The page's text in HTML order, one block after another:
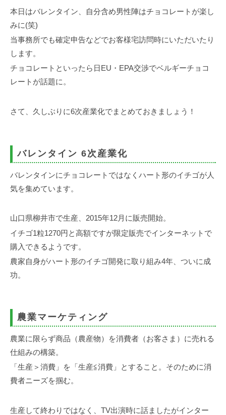
事
所
本日はバレンタイン、自分含め男性陣はチョコレートが楽し
みに(笑)
当事務所でも確定申告などでお客様宅訪問時にいただいたり
します。
チョコレートといったら日EU・EPA交渉でベルギーチョコ
レートが話題に。
さて、久しぶりに6次産業化でまとめておきましょう！
バレンタイン 6次産業化
バレンタインにチョコレートではなくハート形のイチゴが人
気を集めています。
山口県柳井市で生産、2015年12月に販売開始。
イチゴ1粒1270円と高額ですが限定販売でインターネットで
購入できるようです。
農家自身がハート形のイチゴ開発に取り組み4年、ついに成
功。
農業マーケティング
農業に限らず商品（農産物）を消費者（お客さま）に売れる
仕組みの構築。
「生産＞消費」を「生産≦消費」とすること。そのために消
費者ニーズを掴む。
生産して終わりではなく、TV出演時に話ましたがインター